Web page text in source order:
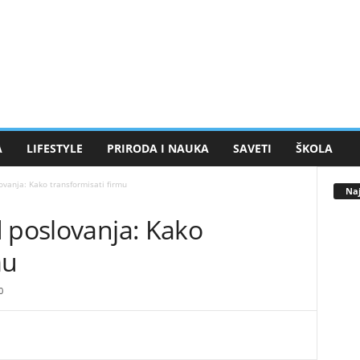
LIFESTYLE PRIRODA I NAUKA SAVETI ŠKOLA
Kako transformisati firmu
Kako